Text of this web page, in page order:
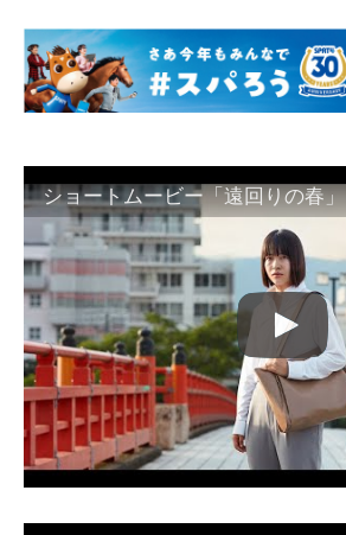
ショートムービー「遠回りの春」